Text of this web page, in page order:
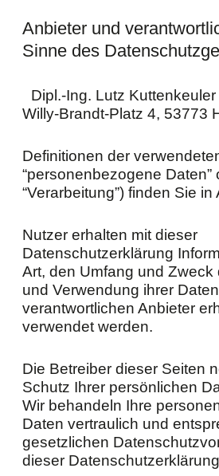
Anbieter und
Sinne des
Dipl.-Ing. Lutz Kuttenkeuler
Willy-Brandt-Platz 4, 53773
Definitionen der
“personenbezogene Daten”
“Verarbeitung”) finden Sie in
Nutzer erhalten mit dieser
Datenschutzerklärung
Art, den Umfang und Zweck
und Verwendung ihrer
verantwortlichen Anbieter
verwendet werden.
Die Betreiber dieser Seiten
Schutz Ihrer persönlichen
Wir behandeln Ihre
Daten vertraulich und
gesetzlichen
dieser